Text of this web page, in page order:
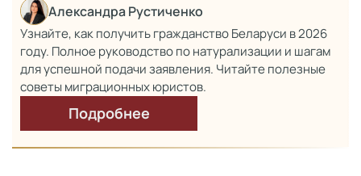
Александра Рустиченко
Узнайте, как получить гражданство Беларуси в 2026
году. Полное руководство по натурализации и шагам
для успешной подачи заявления. Читайте полезные
советы миграционных юристов.
Подробнее